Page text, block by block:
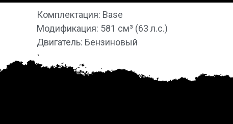
Комплектация: Base
Модификация: 581 см³ (63 л.с.)
Двигатель: Бензиновый